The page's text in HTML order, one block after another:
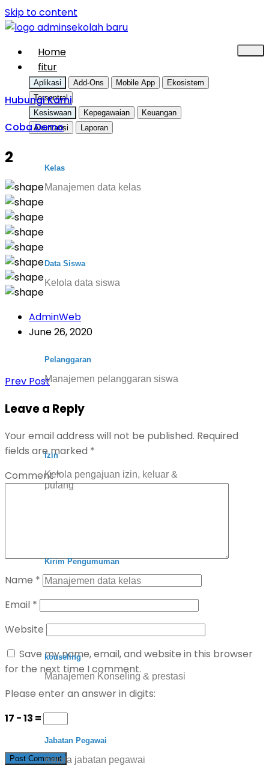
Skip to content
Home
fitur
Aplikasi Add-Ons Mobile App
Ekosistem
Tersentral
Kesiswaan
Kepegawaian
Keuangan
Akuntansi
Laporan
Kelas
Manajemen data kelas
Data Siswa
Kelola data siswa
Pelanggaran
Manajemen pelanggaran siswa
Izin
Kelola pengajuan izin, keluar &
pulang
Kirim Pengumuman
Manajemen data kelas
konseling
Manajemen Konseling & prestasi
Jabatan Pegawai
Kelola jabatan pegawai
Hubungi Kami
Coba Demo
2
AdminWeb
June 26, 2020
Prev Post
Leave a Reply
Your email address will not be published. Required
fields are marked *
Comment*
Name *
Email *
Website
Save my name, email, and website in this browser
for the next time I comment.
Please enter an answer in digits:
17 − 13 =